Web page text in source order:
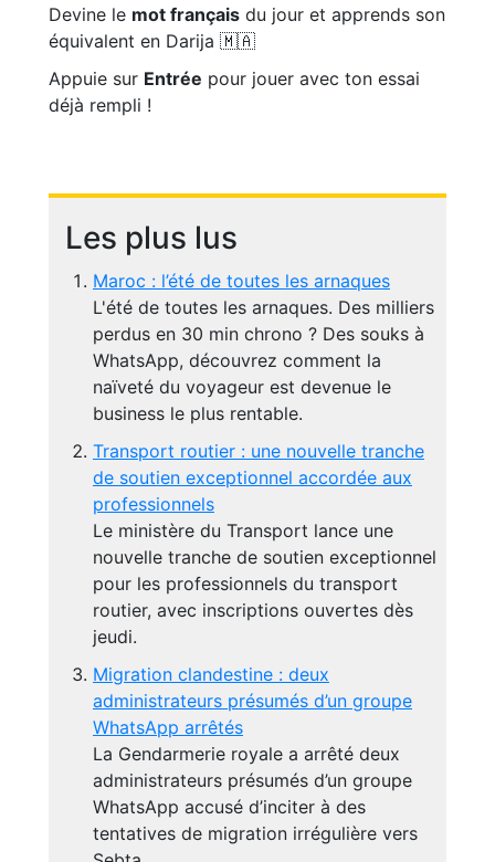
Devine le mot français du jour et apprends son
équivalent en Darija 🇲🇦
Appuie sur Entrée pour jouer avec ton essai
déjà rempli !
Les plus lus
Maroc : l’été de toutes les arnaques
L'été de toutes les arnaques. Des milliers
perdus en 30 min chrono ? Des souks à
WhatsApp, découvrez comment la
naïveté du voyageur est devenue le
business le plus rentable.
Transport routier : une nouvelle tranche
de soutien exceptionnel accordée aux
professionnels
Le ministère du Transport lance une
nouvelle tranche de soutien exceptionnel
pour les professionnels du transport
routier, avec inscriptions ouvertes dès
jeudi.
Migration clandestine : deux
administrateurs présumés d’un groupe
WhatsApp arrêtés
La Gendarmerie royale a arrêté deux
administrateurs présumés d’un groupe
WhatsApp accusé d’inciter à des
tentatives de migration irrégulière vers